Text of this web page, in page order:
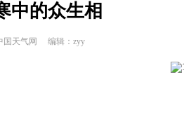
中的众生相
国天气网 编辑：zyy